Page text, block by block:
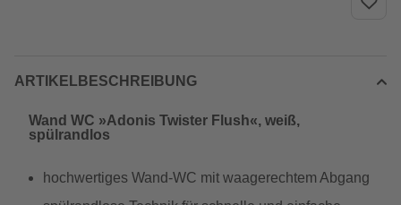
ARTIKELBESCHREIBUNG
Wand WC »Adonis Twister Flush«, weiß,
spülrandlos
hochwertiges Wand-WC mit waagerechtem Abgang